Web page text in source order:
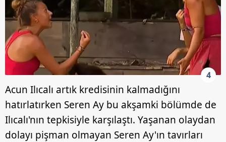
4
Acun Ilıcalı artık kredisinin kalmadığını
hatırlatırken Seren Ay bu akşamki bölümde de
Ilıcalı'nın tepkisiyle karşılaştı. Yaşanan olaydan
dolayı pişman olmayan Seren Ay'ın tavırları